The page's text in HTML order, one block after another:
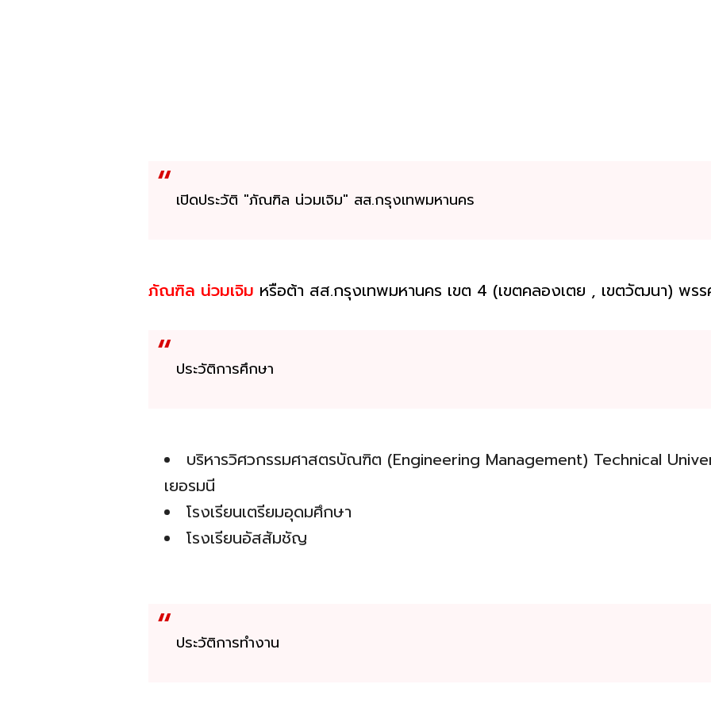
เปิดประวัติ "ภัณฑิล น่วมเจิม" สส.กรุงเทพมหานคร
ภัณฑิล น่วมเจิม หรือต้า สส.กรุงเทพมหานคร เขต 4 (เขตคลองเตย , เขตวัฒนา) พรร
ประวัติการศึกษา
บริหารวิศวกรรมศาสตรบัณฑิต (Engineering Management) Technical
เยอรมนี
โรงเรียนเตรียมอุดมศึกษา
โรงเรียนอัสสัมชัญ
ประวัติการทำงาน